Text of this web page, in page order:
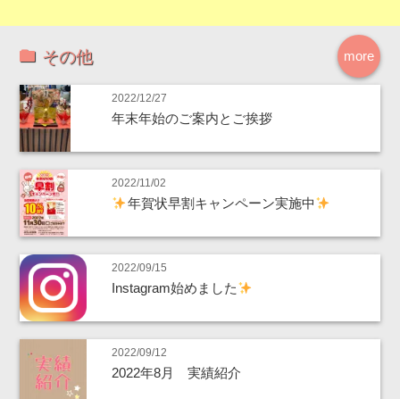
more
その他
2022/12/27
年末年始のご案内とご挨拶
2022/11/02
年賀状早割キャンペーン実施中
2022/09/15
Instagram始めました
2022/09/12
2022年8月 実績紹介